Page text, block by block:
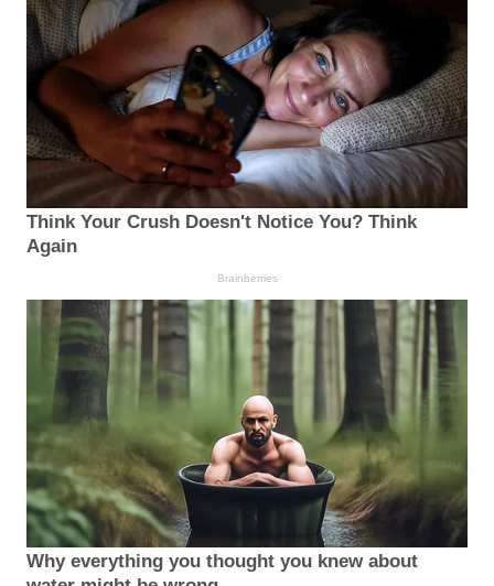
Think Your Crush Doesn't Notice You? Think
Again
Brainberries
Why everything you thought you knew about